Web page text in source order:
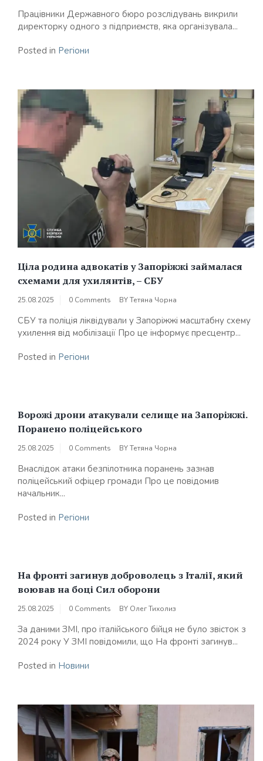
Працівники Державного бюро розслідувань викрили
директорку одного з підприємств, яка організувала...
Posted in Регіони
Ціла родина адвокатів у Запоріжжі займалася
схемами для ухилянтів, – СБУ
25.08.2025 0 Comments BYТетяна Чорна
СБУ та поліція ліквідували у Запоріжжі масштабну схему
ухилення від мобілізації Про це інформує пресцентр...
Posted in Регіони
Ворожі дрони атакували селище на Запоріжжі.
Поранено поліцейського
25.08.2025 0 Comments BYТетяна Чорна
Внаслідок атаки безпілотника поранень зазнав
поліцейський офіцер громади Про це повідомив
начальник...
Posted in Регіони
На фронті загинув доброволець з Італії, який
воював на боці Сил оборони
25.08.2025 0 Comments BY Олег Тихолиз
За даними ЗМІ, про італійського бійця не було звісток з
2024 року У ЗМІ повідомили, що На фронті загинув...
Posted in Новини